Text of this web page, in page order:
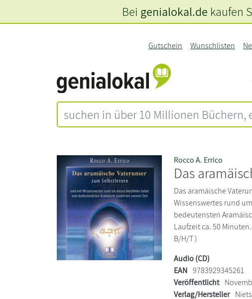
Gutschein Wunschlisten
Bei genialokal.de kaufen
Rocco A. Errico
Das
Das aramäische
Wissenswertes rund
bedeutensten
Laufzeit ca. 50
B/H/T )
Audio (CD)
EAN 9783929345261
Veröffentlicht
Verlag/Hersteller